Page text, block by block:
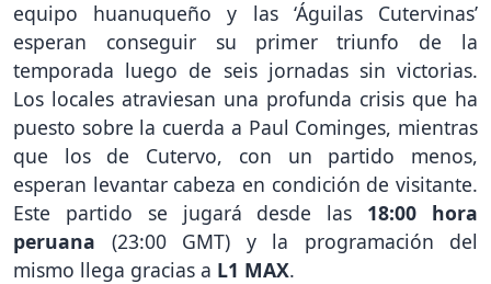
equipo huanuqueño y las ‘Águilas Cutervinas’
esperan conseguir su primer triunfo de la
temporada luego de seis jornadas sin victorias.
Los locales atraviesan una profunda crisis que ha
puesto sobre la cuerda a Paul Cominges, mientras
que los de Cutervo, con un partido menos,
esperan levantar cabeza en condición de visitante.
Este partido se jugará desde las 18:00 hora
peruana (23:00 GMT) y la programación del
mismo llega gracias a L1 MAX.